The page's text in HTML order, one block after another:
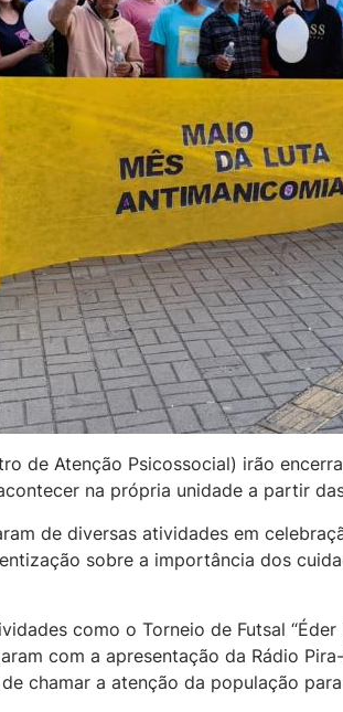
de Atenção Psicossocial) irão
na própria unidade a partir
de diversas atividades em
sobre a importância dos
como o Torneio de Futsal
com a apresentação da Rádio
chamar a atenção da população